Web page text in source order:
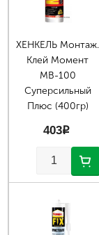
ХЕНКЕЛЬ Монтаж.
Клей Момент
МВ-100
Суперсильный
Плюс (400гр)
403p